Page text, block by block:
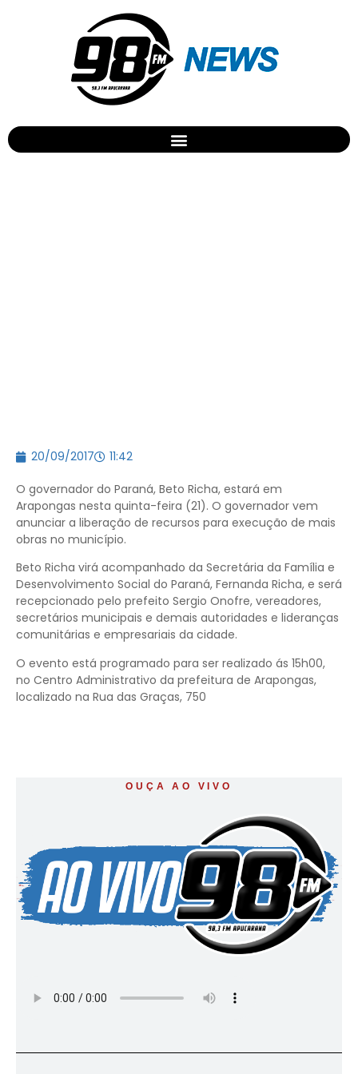
20/09/2017 11:42
O governador do Paraná, Beto Richa, estará em
Arapongas nesta quinta-feira (21). O governador vem
anunciar a liberação de recursos para execução de mais
obras no município.
Beto Richa virá acompanhado da Secretária da Família e
Desenvolvimento Social do Paraná, Fernanda Richa, e será
recepcionado pelo prefeito Sergio Onofre, vereadores,
secretários municipais e demais autoridades e lideranças
comunitárias e empresariais da cidade.
O evento está programado para ser realizado ás 15h00,
no Centro Administrativo da prefeitura de Arapongas,
localizado na Rua das Graças, 750
OUÇA AO VIVO